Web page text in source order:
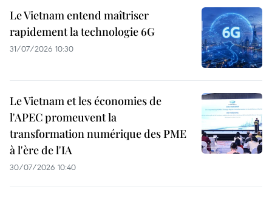
Le Vietnam entend maîtriser
rapidement la technologie 6G
31/07/2026 10:30
Le Vietnam et les économies de
l'APEC promeuvent la
transformation numérique des PME
à l'ère de l'IA
30/07/2026 10:40